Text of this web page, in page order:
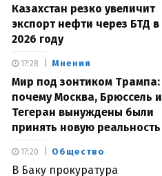
Казахстан резко увеличит
экспорт нефти через БТД в
2026 году
Мнения
Мир под зонтиком Трампа:
почему Москва, Брюссель и
Тегеран вынуждены были
принять новую реальность
17:28
Общество
В Баку прокуратура
17:20